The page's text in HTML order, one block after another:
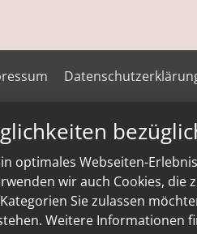
optimales Webseiten-
wir auch Cookies, die
Sie zulassen
Weitere Informationen